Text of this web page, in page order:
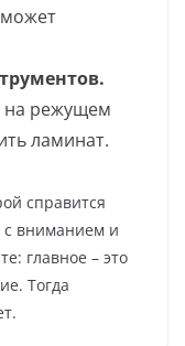
может
на режущем
ламинат.
справится
с вниманием и
главное – это
Тогда